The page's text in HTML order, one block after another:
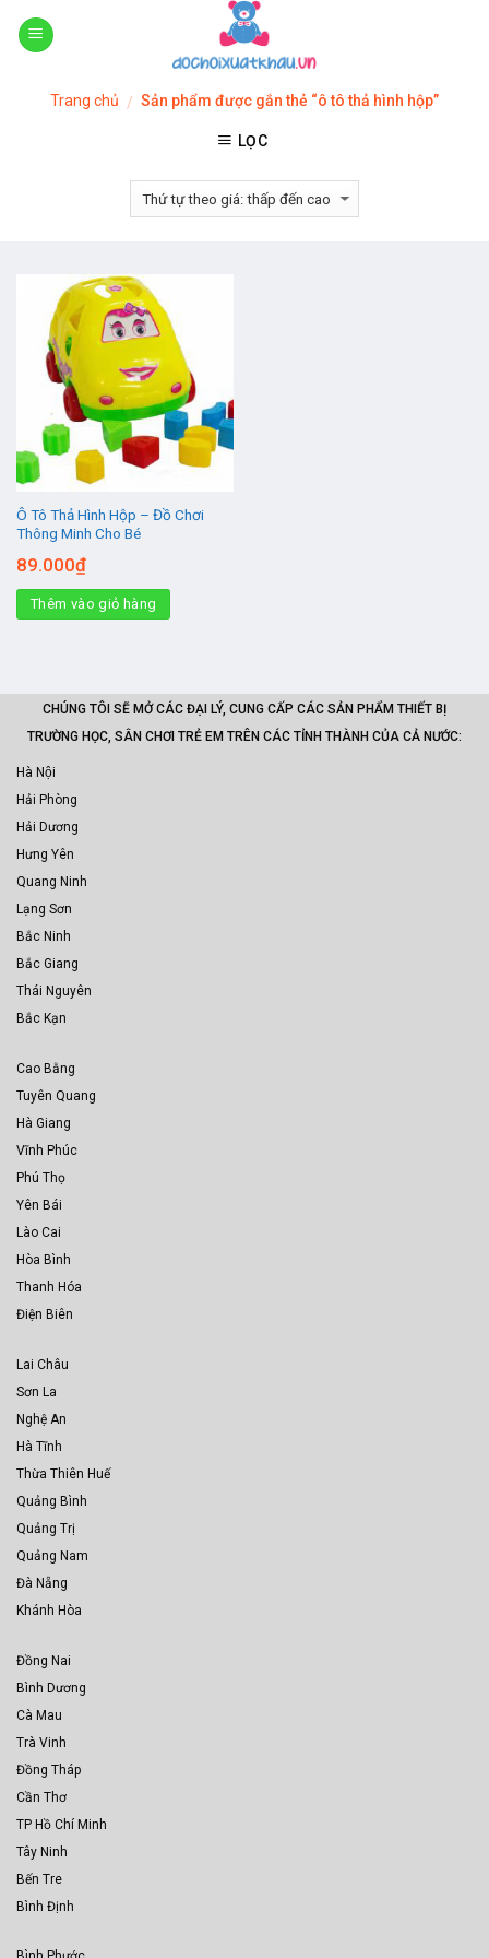
Skip
Trang chủ / Sản phẩm được gắn thẻ “ô tô thả hình hộp”
LỌC
Ô Tô Thả Hình Hộp – Đồ Chơi
Thông Minh Cho Bé
89.000₫
Thêm vào giỏ hàng
CHÚNG TÔI SẼ MỞ CÁC ĐẠI LÝ, CUNG CẤP CÁC SẢN PHẨM THIẾT BỊ
TRƯỜNG HỌC, SÂN CHƠI TRẺ EM TRÊN CÁC TỈNH THÀNH CỦA CẢ NƯỚC:
Hà Nội
Hải Phòng
Hải Dương
Hưng Yên
Quang Ninh
Lạng Sơn
Bắc Ninh
Bắc Giang
Thái Nguyên
Bắc Kạn
Cao Bằng
Tuyên Quang
Hà Giang
Vĩnh Phúc
Phú Thọ
Yên Bái
Lào Cai
Hòa Bình
Thanh Hóa
Điện Biên
Lai Châu
Sơn La
Nghệ An
Hà Tĩnh
Thừa Thiên Huế
Quảng Bình
Quảng Trị
Quảng Nam
Đà Nẵng
Khánh Hòa
Đồng Nai
Bình Dương
Cà Mau
Trà Vinh
Đồng Tháp
Cần Thơ
TP Hồ Chí Minh
Tây Ninh
Bến Tre
Bình Định